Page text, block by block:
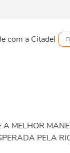
com a Citadel
MELHOR
PELA